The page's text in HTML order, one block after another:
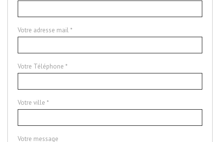
Votre adresse mail *
Votre Téléphone *
Votre ville *
Votre message